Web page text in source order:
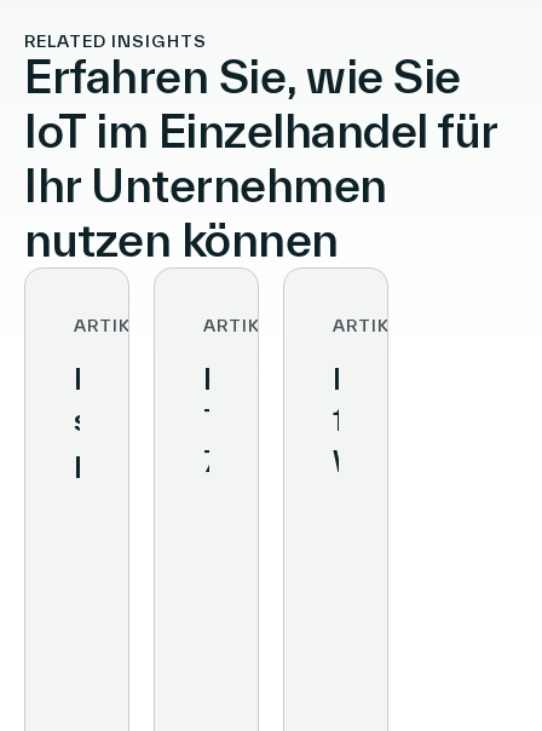
RELATED INSIGHTS
Erfahren Sie, wie Sie
IoT im Einzelhandel für
Ihr Unternehmen
nutzen können
ARTIKEL
From
streamlined
processes
ARTIKEL
Retail
Technology:
7
ARTIKEL
10
Wege